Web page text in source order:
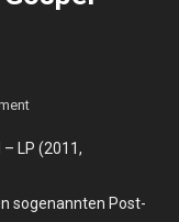
On
(Efrim)
High
– LP (2011,
sogenannten Post-